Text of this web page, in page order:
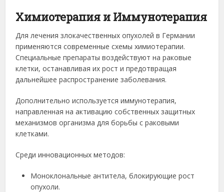
Химиотерапия и Иммунотерапия
Для лечения злокачественных опухолей в Германии
применяются современные схемы химиотерапии.
Специальные препараты воздействуют на раковые
клетки, останавливая их рост и предотвращая
дальнейшее распространение заболевания.
Дополнительно используется иммунотерапия,
направленная на активацию собственных защитных
механизмов организма для борьбы с раковыми
клетками.
Среди инновационных методов:
Моноклональные антитела, блокирующие рост
опухоли.